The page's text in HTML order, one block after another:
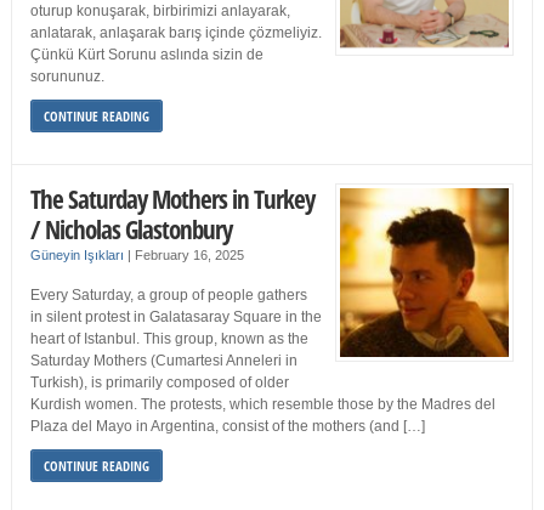
oturup konuşarak, birbirimizi anlayarak,
anlatarak, anlaşarak barış içinde çözmeliyiz.
Çünkü Kürt Sorunu aslında sizin de
sorununuz.
CONTINUE READING
The Saturday Mothers in Turkey
/ Nicholas Glastonbury
Güneyin Işıkları | February 16, 2025
Every Saturday, a group of people gathers
in silent protest in Galatasaray Square in the
heart of Istanbul. This group, known as the
Saturday Mothers (Cumartesi Anneleri in
Turkish), is primarily composed of older
Kurdish women. The protests, which resemble those by the Madres del
Plaza del Mayo in Argentina, consist of the mothers (and […]
CONTINUE READING